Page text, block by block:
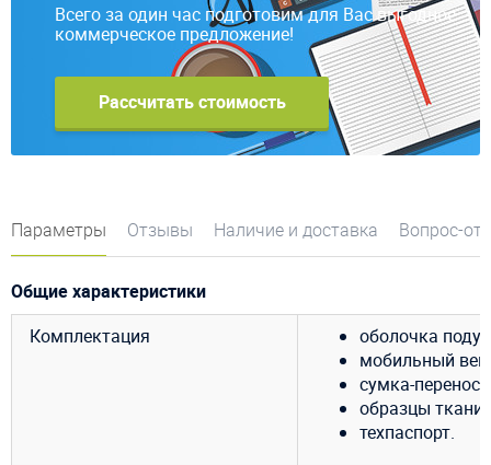
Всего за один час подготовим для Вас выгодное
коммерческое предложение!
Рассчитать стоимость
Параметры Отзывы Наличие и доставка Вопрос-
Общие характеристики
Комплектация
оболочка
мобильный
сумка-
образцы ткани
техпаспорт.